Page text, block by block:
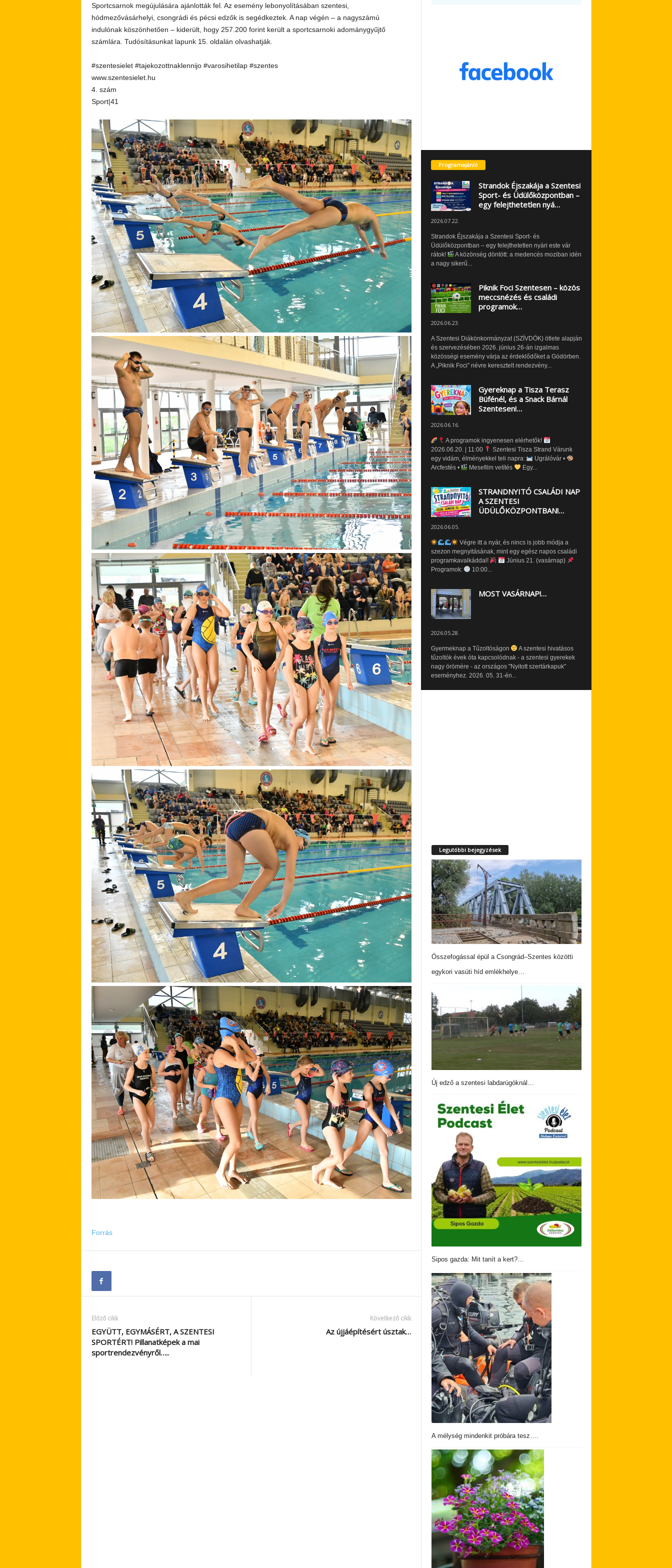
Sportcsarnok megújulására ajánlották fel. Az esemény lebonyolításában szentesi,
hódmezővásárhelyi, csongrádi és pécsi edzők is segédkeztek. A nap végén – a nagyszámú
indulónak köszönhetően – kiderült, hogy 257.200 forint került a sportcsarnoki adománygyűjtő
számlára. Tudósításunkat lapunk 15. oldalán olvashatják.
#szentesielet #tajekozottnaklennijo #varosihetilap #szentes
www.szentesielet.hu
4. szám
Sport|41
Forrás
Előző cikk
EGYÜTT, EGYMÁSÉRT, A SZENTESI
SPORTÉRT! Pillanatképek a mai
sportrendezvényről…..
Következő cikk
Az újjáépítésért úsztak…
Programajánló
Strandok Éjszakája a Szentesi
Sport- és Üdülőközpontban –
egy felejthetetlen nyá…
2026.07.22.
Strandok Éjszakája a Szentesi Sport- és
Üdülőközpontban – egy felejthetetlen nyári este vár
rátok!
A közönség döntött: a medencés moziban idén
a nagy sikerű...
Piknik Foci Szentesen – közös
meccsnézés és családi
programok…
2026.06.23.
A Szentesi Diákönkormányzat (SZÍVDÖK) ötlete alapján
és szervezésében 2026. június 26-án izgalmas
közösségi esemény várja az érdeklődőket a Gödörben.
A „Piknik Foci” névre keresztelt rendezvény...
Gyereknap a Tisza Terasz
Büfénél, és a Snack Bárnál
Szentesen!…
2026.06.16.
A programok ingyenesen elérhetők!
2026.06.20. | 11:00
Szentesi Tisza Strand Várunk
egy vidám, élményekkel teli napra:
Ugrálóvár •
Arcfestés •
Mesefilm vetítés Egy...
STRANDNYITÓ CSALÁDI NAP
A SZENTESI
ÜDÜLŐKÖZPONTBAN!…
2026.06.05.
Végre itt a nyár, és nincs is jobb módja a
szezon megnyitásának, mint egy egész napos családi
programkavalkáddal!
Június 21. (vasárnap)
Programok:
10:00...
MOST VASÁRNAP!…
2026.05.28.
Gyermeknap a Tűzoltóságon
A szentesi hivatásos
tűzoltók évek óta kapcsolódnak - a szentesi gyerekek
nagy örömére - az országos "Nyitott szertárkapuk"
eseményhez. 2026. 05. 31-én...
Legutóbbi bejegyzések
Összefogással épül a Csongrád–Szentes közötti
egykori vasúti híd emlékhelye…
Új edző a szentesi labdarúgóknál…
Sipos gazda: Mit tanít a kert?…
A mélység mindenkit próbára tesz….